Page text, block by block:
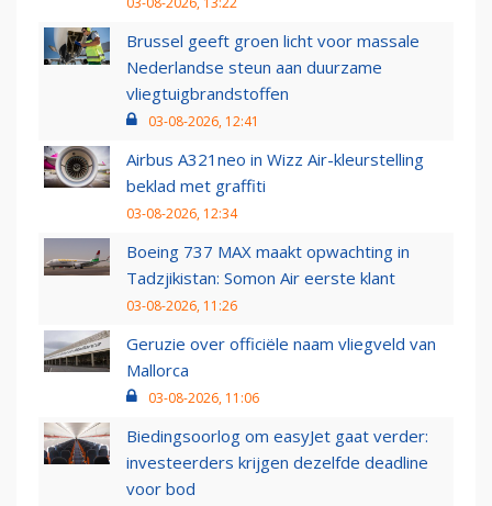
Brussel geeft groen licht voor massale
Nederlandse steun aan duurzame
vliegtuigbrandstoffen
03-08-2026, 12:41
Airbus A321neo in Wizz Air-kleurstelling
beklad met graffiti
03-08-2026, 12:34
Boeing 737 MAX maakt opwachting in
Tadzjikistan: Somon Air eerste klant
03-08-2026, 11:26
Geruzie over officiële naam vliegveld van
Mallorca
03-08-2026, 11:06
Biedingsoorlog om easyJet gaat verder:
investeerders krijgen dezelfde deadline
voor bod